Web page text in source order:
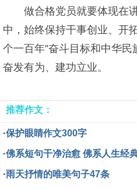
做合格党员就要体现在
中，始终保持干事创业、开
个一百年”奋斗目标和中华
奋发有为、建功立业。
推荐作文：
·保护眼睛作文300字
·佛系短句干净治愈 佛系人生经
·雨天抒情的唯美句子47条